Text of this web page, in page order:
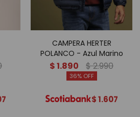
CAMPERA HERTER
POLANCO - Azul Marino
$1.890 $2.990
36
$1.607